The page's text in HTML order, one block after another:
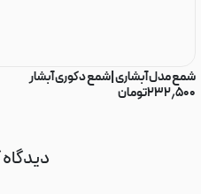
شمع مدل آبشاری |شمع دکوری آبشار
۲۳۲٫۵۰۰تومان
دیدگاه